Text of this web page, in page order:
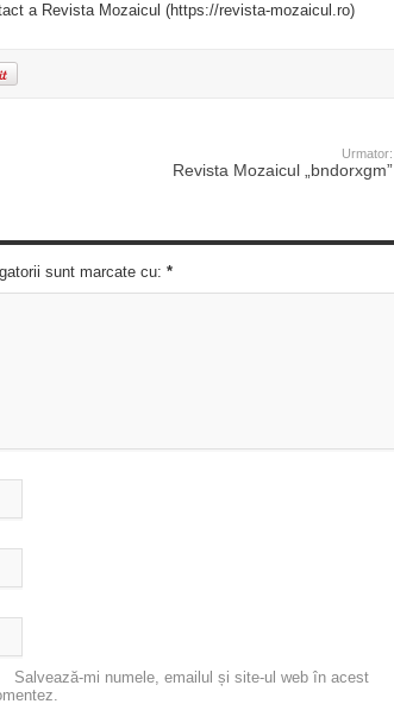
a Revista Mozaicul (https://revista-mozaicul.ro)
Urmator:
Revista Mozaicul „bndorxgm”
sunt marcate cu: *
Salvează-mi numele, emailul și site-ul web în acest